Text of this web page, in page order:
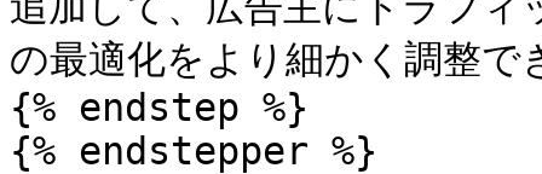
の最適化をより細かく調整
{% endstep %}
{% endstepper %}